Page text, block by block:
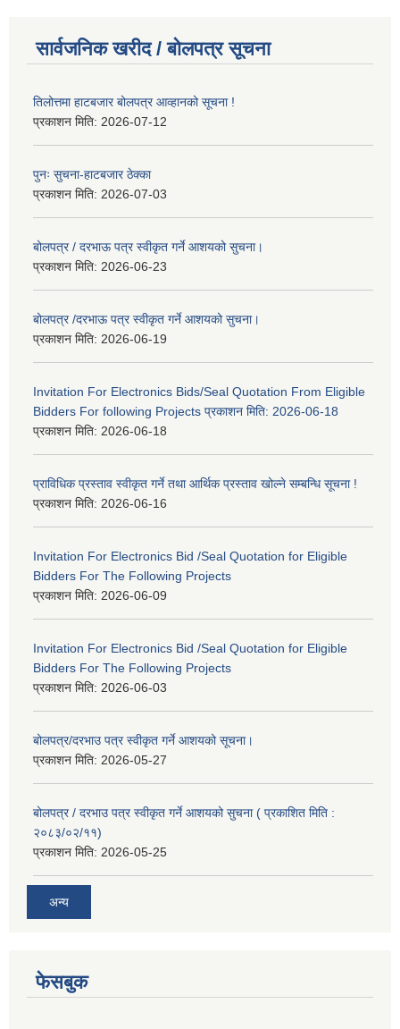
सार्वजनिक खरीद / बोलपत्र सूचना
तिलोत्तमा हाटबजार बोलपत्र आव्हानको सूचना !
प्रकाशन मिति: 2026-07-12
पुनः सुचना-हाटबजार ठेक्का
प्रकाशन मिति: 2026-07-03
बोलपत्र / दरभाऊ पत्र स्वीकृत गर्ने आशयको सुचना।
प्रकाशन मिति: 2026-06-23
बोलपत्र /दरभाऊ पत्र स्वीकृत गर्ने आशयको सुचना।
प्रकाशन मिति: 2026-06-19
Invitation For Electronics Bids/Seal Quotation From Eligible
Bidders For following Projects प्रकाशन मिति: 2026-06-18
प्रकाशन मिति: 2026-06-18
प्राविधिक प्रस्ताव स्वीकृत गर्ने तथा आर्थिक प्रस्ताव खोल्ने सम्बन्धि सूचना !
प्रकाशन मिति: 2026-06-16
Invitation For Electronics Bid /Seal Quotation for Eligible
Bidders For The Following Projects
प्रकाशन मिति: 2026-06-09
Invitation For Electronics Bid /Seal Quotation for Eligible
Bidders For The Following Projects
प्रकाशन मिति: 2026-06-03
बोलपत्र/दरभाउ पत्र स्वीकृत गर्ने आशयको सूचना।
प्रकाशन मिति: 2026-05-27
बोलपत्र / दरभाउ पत्र स्वीकृत गर्ने आशयको सुचना ( प्रकाशित मिति :
२०८३/०२/११)
प्रकाशन मिति: 2026-05-25
अन्य
फेसबुक